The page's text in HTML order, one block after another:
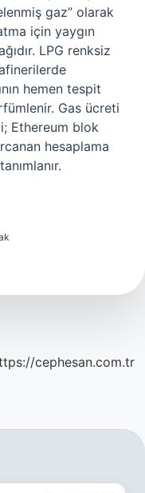
gaz” olarak
için yaygın
LPG renksiz
hemen tespit
Gas ücreti
Ethereum blok
hesaplama
cephesan.com.tr